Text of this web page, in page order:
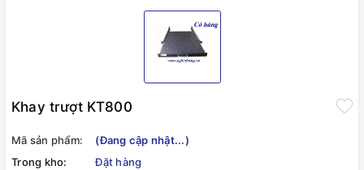
Khay trượt KT800
Mã sản phẩm:
(Đang cập nhật...)
Trong kho:
Đặt hàng